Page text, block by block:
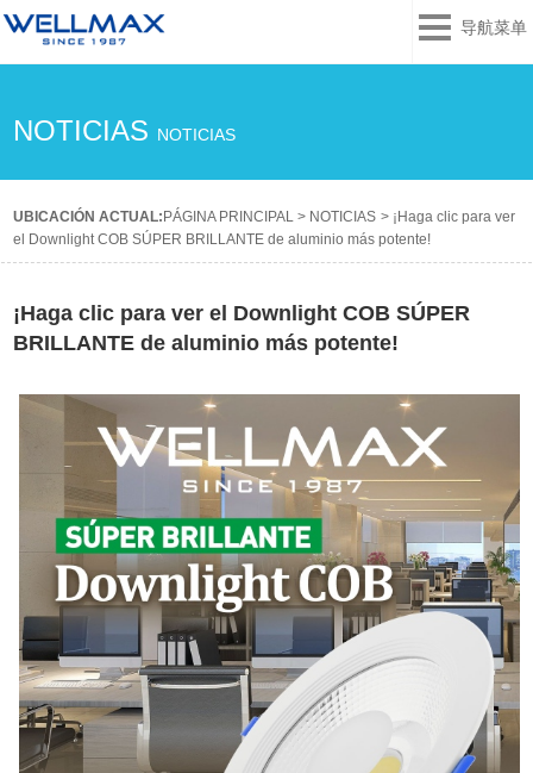
导航菜单
NOTICIAS NOTICIAS
UBICACIÓN ACTUAL: PÁGINA PRINCIPAL > NOTICIAS > ¡Haga clic para ver
el Downlight COB SÚPER BRILLANTE de aluminio más potente!
¡Haga clic para ver el Downlight COB SÚPER
BRILLANTE de aluminio más potente!